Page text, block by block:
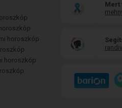
horoszkóp
horoszkóp
Mert